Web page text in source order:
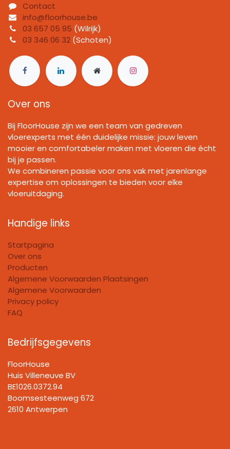
Contact
info@floorhouse.be
03 657 05 95 (Wilrijk)
03 346 06 32 (Schoten)
Over ons
Bij FloorHouse zijn we een team van gedreven
vloerexperts met één duidelijke missie: jouw leven
mooier en comfortabeler maken met vloeren die écht
bij je passen.
We combineren passie voor ons vak met jarenlange
expertise om oplossingen te bieden voor elke
vloeruitdaging.
Handige links
Startpagina
Over ons
Producten
Algemene Voorwaarden Plaatsingen
Algemene Voorwaarden
Privacy policy
FAQ
Bedrijfsgegevens
FloorHouse
Huis Villeneuve BV​
BE1026.0372.94
Boomsesteenweg 672
2610 Antwerpen